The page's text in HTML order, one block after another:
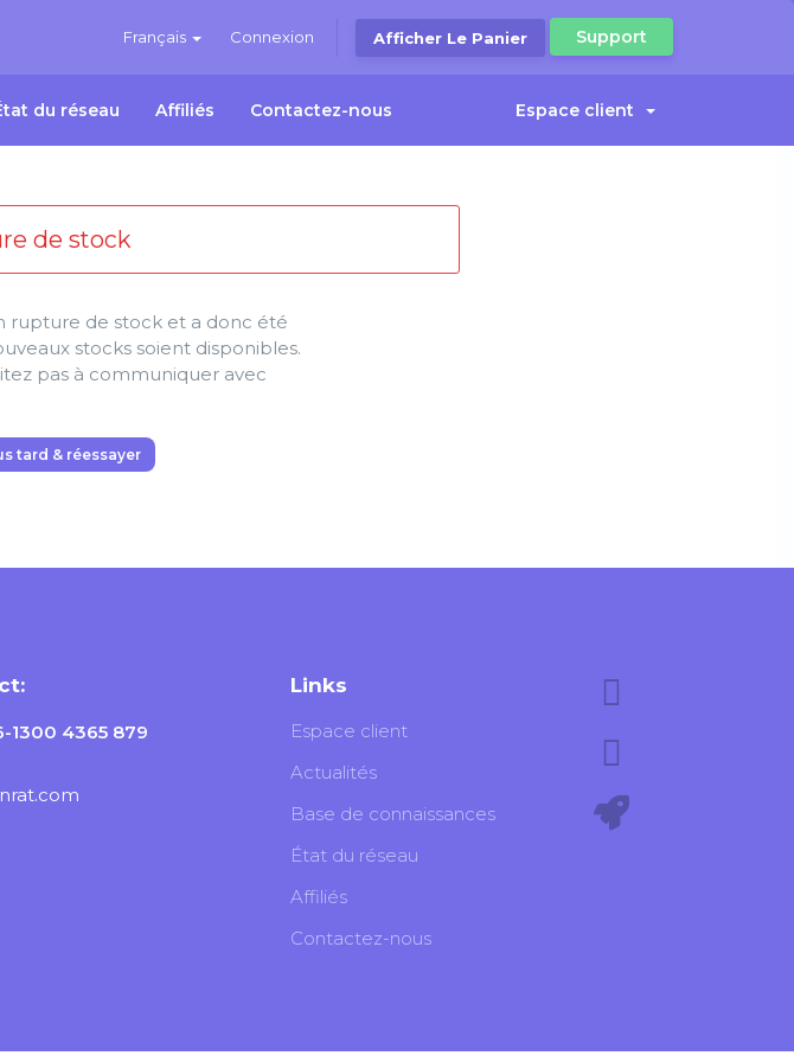
Français Connexion Afficher Le Panier Support
du réseau Affiliés Contactez-nous Espace client
de stock
rupture de stock et a donc été
stocks soient disponibles.
pas à communiquer avec
tard & réessayer
1300 4365 879
Links
Espace client
Actualités
Base de connaissances
État du réseau
Affiliés
Contactez-nous